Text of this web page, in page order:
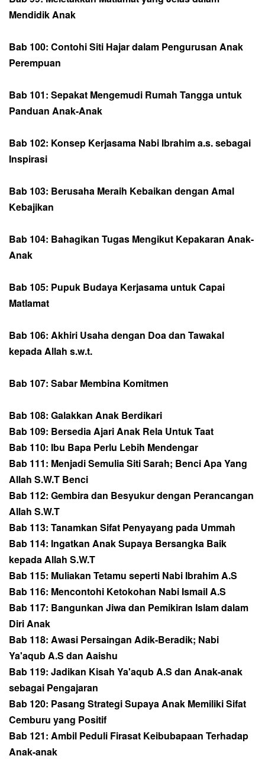
Mendidik Anak
Bab 100: Contohi Siti Hajar dalam Pengurusan Anak
Perempuan
Bab 101: Sepakat Mengemudi Rumah Tangga untuk
Panduan Anak-Anak
Bab 102: Konsep Kerjasama Nabi Ibrahim a.s. sebagai
Inspirasi
Bab 103: Berusaha Meraih Kebaikan dengan Amal
Kebajikan
Bab 104: Bahagikan Tugas Mengikut Kepakaran Anak-
Anak
Bab 105: Pupuk Budaya Kerjasama untuk Capai
Matlamat
Bab 106: Akhiri Usaha dengan Doa dan Tawakal
kepada Allah s.w.t.
Bab 107: Sabar Membina Komitmen
Bab 108: Galakkan Anak Berdikari
Bab 109: Bersedia Ajari Anak Rela Untuk Taat
Bab 110: Ibu Bapa Perlu Lebih Mendengar
Bab 111: Menjadi Semulia Siti Sarah; Benci Apa Yang
Allah S.W.T Benci
Bab 112: Gembira dan Besyukur dengan Perancangan
Allah S.W.T
Bab 113: Tanamkan Sifat Penyayang pada Ummah
Bab 114: Ingatkan Anak Supaya Bersangka Baik
kepada Allah S.W.T
Bab 115: Muliakan Tetamu seperti Nabi Ibrahim A.S
Bab 116: Mencontohi Ketokohan Nabi Ismail A.S
Bab 117: Bangunkan Jiwa dan Pemikiran Islam dalam
Diri Anak
Bab 118: Awasi Persaingan Adik-Beradik; Nabi
Ya'aqub A.S dan Aaishu
Bab 119: Jadikan Kisah Ya'aqub A.S dan Anak-anak
sebagai Pengajaran
Bab 120: Pasang Strategi Supaya Anak Memiliki Sifat
Cemburu yang Positif
Bab 121: Ambil Peduli Firasat Keibubapaan Terhadap
Anak-anak